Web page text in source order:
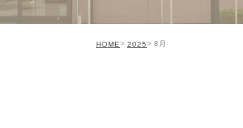
基本情報
HOME 2025 8月